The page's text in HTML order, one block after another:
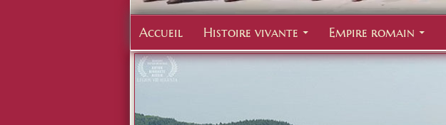
Accueil Histoire vivante Empire romain